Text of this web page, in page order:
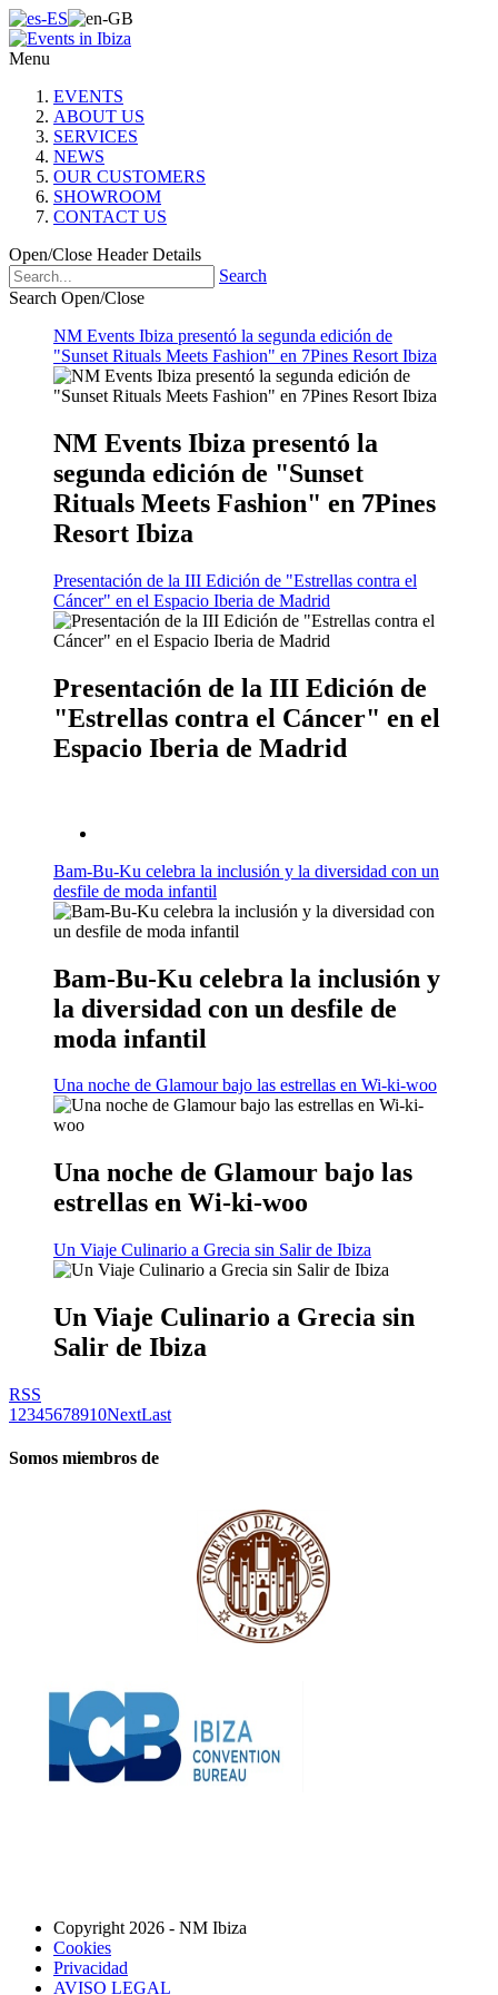
Menu
EVENTS
ABOUT US
SERVICES
NEWS
OUR CUSTOMERS
SHOWROOM
CONTACT US
Open/Close Header Details
Search
Search Open/Close
NM Events Ibiza presentó la segunda edición de
"Sunset Rituals Meets Fashion" en 7Pines Resort Ibiza
NM Events Ibiza presentó la
segunda edición de "Sunset
Rituals Meets Fashion" en 7Pines
Resort Ibiza
Presentación de la III Edición de "Estrellas contra el
Cáncer" en el Espacio Iberia de Madrid
Presentación de la III Edición de
"Estrellas contra el Cáncer" en el
Espacio Iberia de Madrid
Bam-Bu-Ku celebra la inclusión y la diversidad con un
desfile de moda infantil
Bam-Bu-Ku celebra la inclusión y
la diversidad con un desfile de
moda infantil
Una noche de Glamour bajo las estrellas en Wi-ki-woo
Una noche de Glamour bajo las
estrellas en Wi-ki-woo
Un Viaje Culinario a Grecia sin Salir de Ibiza
Un Viaje Culinario a Grecia sin
Salir de Ibiza
RSS
1 2345678910NextLast
Somos miembros de
Copyright 2026 - NM Ibiza
Cookies
Privacidad
AVISO LEGAL